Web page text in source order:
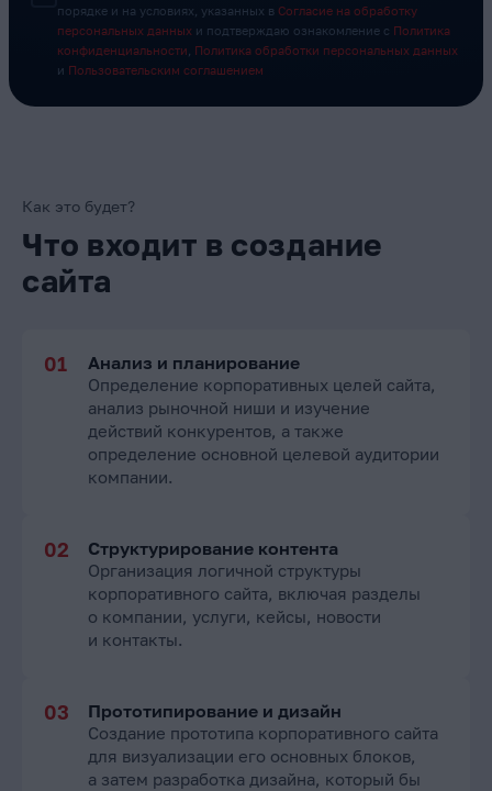
порядке и на условиях, указанных в Согласие на обработку
персональных данных и подтверждаю ознакомление с Политика
конфиденциальности
Политика обработки персональных данных
и Пользовательским соглашением
Как это будет?
Что входит в создание
сайта
Анализ и планирование
Определение корпоративных целей сайта,
анализ рыночной ниши и изучение
действий конкурентов, а также
определение основной целевой аудитории
компании.
Структурирование контента
Организация логичной структуры
корпоративного сайта, включая разделы
о компании, услуги, кейсы, новости
и контакты.
Прототипирование и дизайн
Создание прототипа корпоративного сайта
для визуализации его основных блоков,
а затем разработка дизайна, который бы